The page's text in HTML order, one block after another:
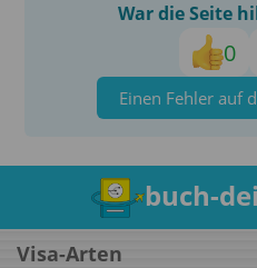
War die Seite
0
Einen Fehler auf
buch-
Visa-Arten